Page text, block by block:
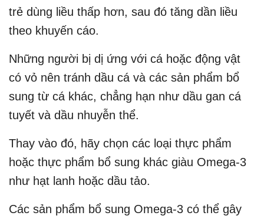
trẻ dùng liều thấp hơn, sau đó tăng dần liều
theo khuyến cáo.
Những người bị dị ứng với cá hoặc động vật
có vỏ nên tránh dầu cá và các sản phẩm bổ
sung từ cá khác, chẳng hạn như dầu gan cá
tuyết và dầu nhuyễn thể.
Thay vào đó, hãy chọn các loại thực phẩm
hoặc thực phẩm bổ sung khác giàu Omega-3
như hạt lanh hoặc dầu tảo.
Các sản phẩm bổ sung Omega-3 có thể gây